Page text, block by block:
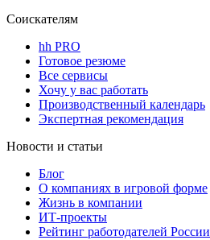
Соискателям
hh PRO
Готовое резюме
Все сервисы
Хочу у вас работать
Производственный календарь
Экспертная рекомендация
Новости и статьи
Блог
О компаниях в игровой форме
Жизнь в компании
ИТ-проекты
Рейтинг работодателей России